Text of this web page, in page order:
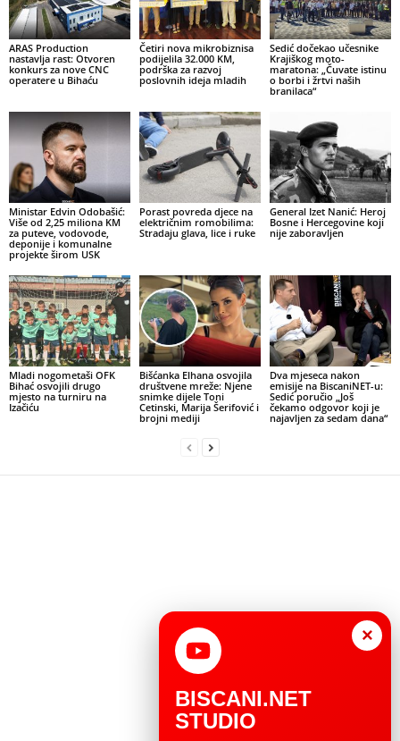
ARAS Production
nastavlja rast: Otvoren
konkurs za nove CNC
operatere u Bihaću
Četiri nova mikrobiznisa
podijelila 32.000 KM,
podrška za razvoj
poslovnih ideja mladih
Sedić dočekao učesnike
Krajiškog moto-
maratona: „Čuvate istinu
o borbi i žrtvi naših
branilaca“
Ministar Edvin Odobašić:
Više od 2,25 miliona KM
za puteve, vodovode,
deponije i komunalne
projekte širom USK
Porast povreda djece na
električnim romobilima:
Stradaju glava, lice i ruke
General Izet Nanić: Heroj
Bosne i Hercegovine koji
nije zaboravljen
Mladi nogometaši OFK
Bihać osvojili drugo
mjesto na turniru na
Izačiću
Bišćanka Elhana osvojila
društvene mreže: Njene
snimke dijele Toni
Cetinski, Marija Šerifović i
brojni mediji
Dva mjeseca nakon
emisije na BiscaniNET-u:
Sedić poručio „Još
čekamo odgovor koji je
najavljen za sedam dana“
×
BISCANI.NET
STUDIO